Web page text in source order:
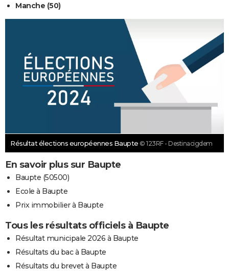
Manche (50)
Résultat élections européennes Baupte © 123RF - Destinacigdem
En savoir plus sur Baupte
Baupte (50500)
Ecole à Baupte
Prix immobilier à Baupte
Tous les résultats officiels à Baupte
Résultat municipale 2026 à Baupte
Résultats du bac à Baupte
Résultats du brevet à Baupte